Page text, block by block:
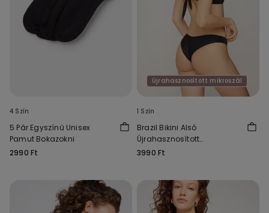
4 Szín
5 Pár Egyszínű Unisex
Pamut Bokazokni
2990 Ft
Újrahasznosított mikroszál
1 Szín
Brazil Bikini Alsó
Újrahasznosított
Mikroszálas Szövetből
3990 Ft